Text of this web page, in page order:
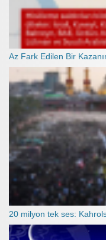
Az Fark Edilen Bir
20 milyon tek ses: